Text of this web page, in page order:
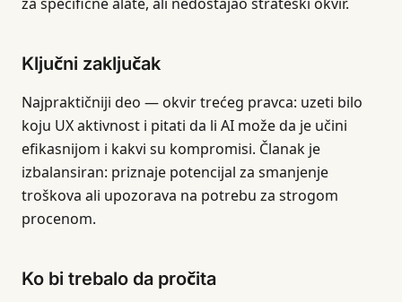
Ključni zaključak
Najpraktičniji deo — okvir trećeg pravca: uzeti bilo
koju UX aktivnost i pitati da li AI može da je učini
efikasnijom i kakvi su kompromisi. Članak je
izbalansiran: priznaje potencijal za smanjenje
troškova ali upozorava na potrebu za strogom
procenom.
Ko bi trebalo da pročita